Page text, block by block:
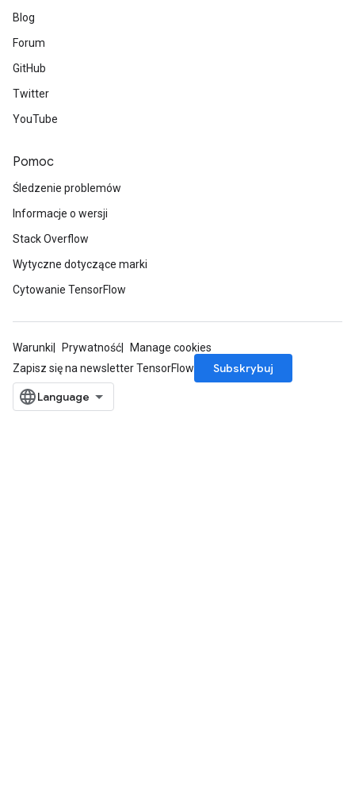
Blog
Forum
GitHub
Twitter
YouTube
Pomoc
Śledzenie problemów
Informacje o wersji
Stack Overflow
Wytyczne dotyczące marki
Cytowanie TensorFlow
Warunki Prywatność
Manage cookies
Zapisz się na newsletter TensorFlow
Subskrybuj